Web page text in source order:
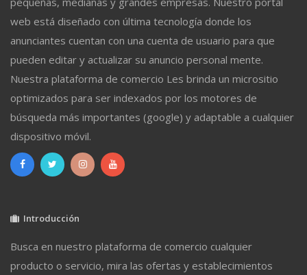
web está diseñado con última tecnología donde los
anunciantes cuentan con una cuenta de usuario para que
pueden editar y actualizar su anuncio personal mente.
Nuestra plataforma de comercio Les brinda un micrositio
optimizados para ser indexados por los motores de
búsqueda más importantes (google) y adaptable a cualquier
dispositivo móvil.
Introducción
Busca en nuestro plataforma de comercio cualquier
producto o servicio, mira las ofertas y establecimientos